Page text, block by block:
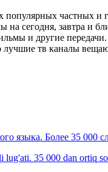
частных и
на сегодня, завтра
и другие
тв каналы
языка. Более 35 000
35 000 dan ortiq